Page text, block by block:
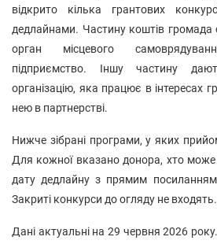
відкрито кілька грантових
дедлайнами. Частину коштів
орган місцевого
підприємство. Іншу частину
організацію, яка працює в інтересах
нею в партнерстві.
Нижче зібрані програми, у яких
Для кожної вказано донора, хто може
дату дедлайну з прямим посиланням
Закриті конкурси до огляду не входять.
Дані актуальні на 29 червня 2026